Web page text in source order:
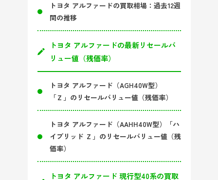
トヨタ アルファードの買取相場：過去12週
間の推移
トヨタ アルファードの最新リセールバ
リュー値（残価率）
トヨタ アルファード（AGH40W型）
「Ｚ」のリセールバリュー値（残価率）
トヨタ アルファード（AAHH40W型）「ハ
イブリッド Ｚ」のリセールバリュー値（残
価率）
トヨタ アルファード 現行型40系の買取